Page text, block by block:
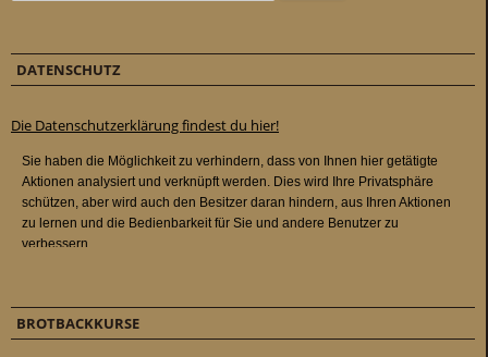
DATENSCHUTZ
Die Datenschutzerklärung findest du hier!
BROTBACKKURSE